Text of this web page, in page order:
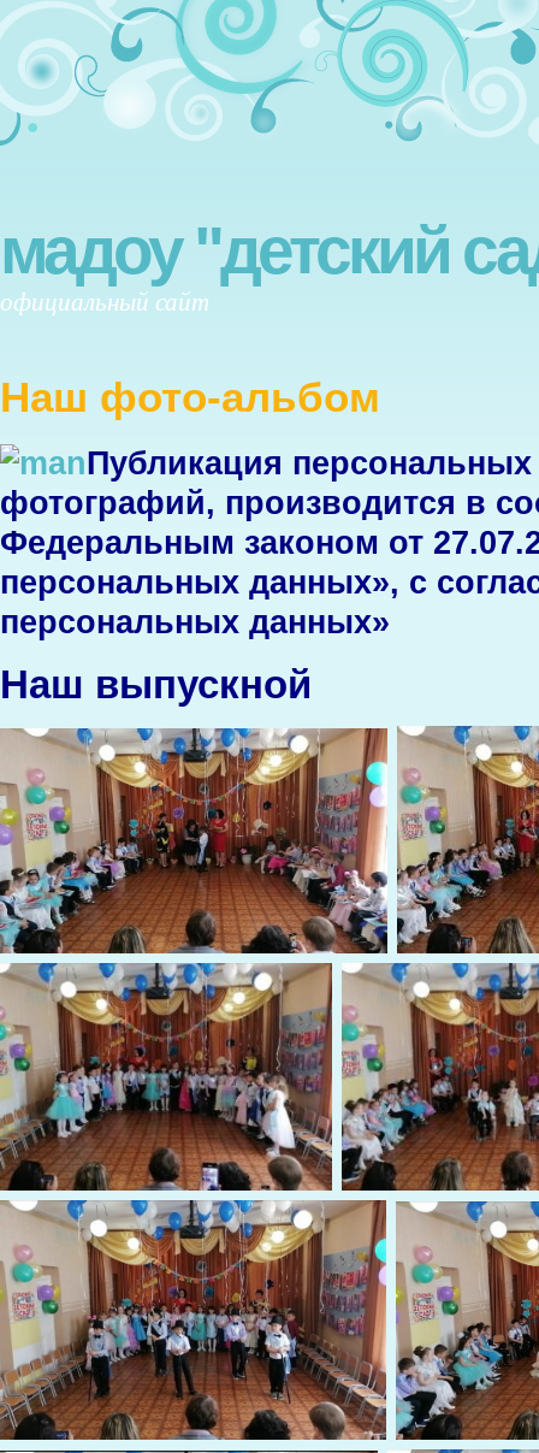
мадоу "детский
официальный сайт
Наш фото-альбом
Публикация
фотографий, производится в
Федеральным законом от
персональных данных», с
персональных данных»
Наш выпускной